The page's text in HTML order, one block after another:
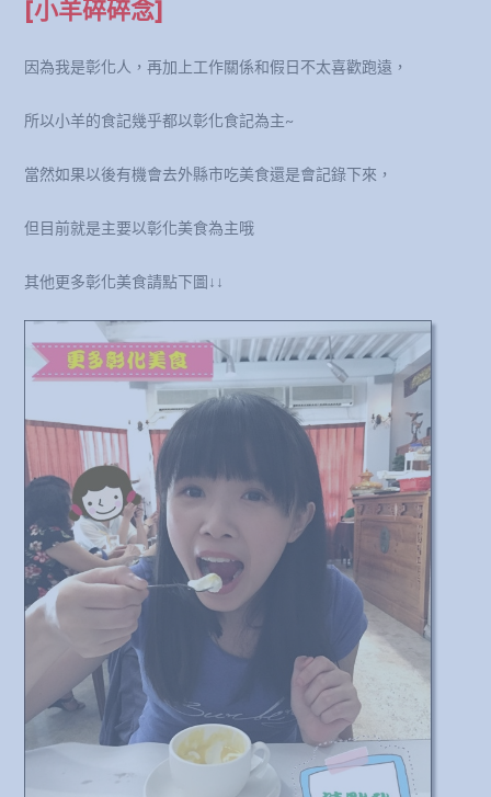
[小羊碎碎念]
因為我是彰化人，再加上工作關係和假日不太喜歡跑遠，
所以小羊的食記幾乎都以彰化食記為主~
當然如果以後有機會去外縣市吃美食還是會記錄下來，
但目前就是主要以彰化美食為主哦
其他更多彰化美食請點下圖↓↓